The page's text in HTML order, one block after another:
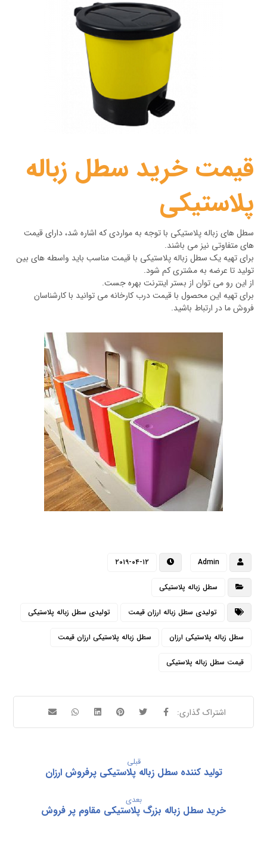
قیمت خرید سطل زباله
پلاستیکی
سطل های زباله پلاستیکی با توجه به مواردی که اشاره شد، دارای قیمت
های متفاوتی نیز می باشند.
برای تهیه یک سطل زباله پلاستیکی با قیمت مناسب باید واسطه های بین
تولید تا عرضه به مشتری کم شود.
از این رو می توان از بستر اینترنت بهره جست.
برای تهیه این محصول با قیمت درب کارخانه می توانید با کارشناسان
فروش ما در ارتباط باشید.
Admin ۲۰۱۹-۰۴-۱۲
سطل زباله پلاستیکی
تولیدی سطل زباله ارزان قیمت تولیدی سطل زباله پلاستیکی
سطل زباله پلاستیکی ارزان سطل زباله پلاستیکی ارزان قیمت
قیمت سطل زباله پلاستیکی
قبلی
تولید کننده سطل زباله پلاستیکی پرفروش ارزان
بعدی
خرید سطل زباله بزرگ پلاستیکی مقاوم پر فروش